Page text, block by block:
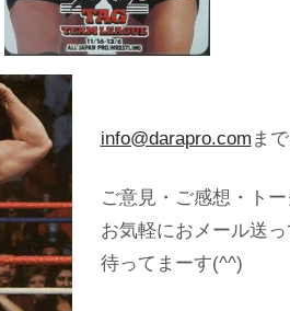
info@darapro.com ま
ご意見・ご感想・ト
お気軽におメール送
待ってまーす(^^)